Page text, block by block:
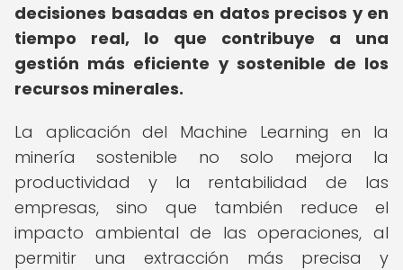
decisiones basadas en datos precisos y en
tiempo real, lo que contribuye a una
gestión más eficiente y sostenible de los
recursos minerales.
La aplicación del Machine Learning en la
minería sostenible no solo mejora la
productividad y la rentabilidad de las
empresas, sino que también reduce el
impacto ambiental de las operaciones, al
permitir una extracción más precisa y